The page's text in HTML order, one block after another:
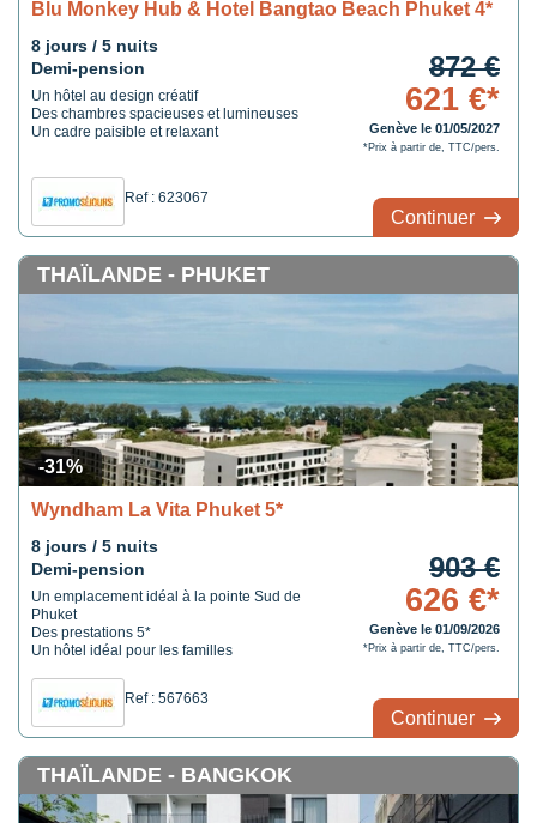
Blu Monkey Hub & Hotel Bangtao Beach Phuket 4*
8 jours / 5 nuits
Demi-pension
Un hôtel au design créatif
Des chambres spacieuses et lumineuses
Un cadre paisible et relaxant
Ref : 623067
872 €
621 €*
Genève le 01/05/2027
*Prix à partir de, TTC/pers.
Continuer
-31%
THAÏLANDE - PHUKET
Wyndham La Vita Phuket 5*
8 jours / 5 nuits
Demi-pension
Un emplacement idéal à la pointe Sud de
Phuket
Des prestations 5*
Un hôtel idéal pour les familles
Ref : 567663
903 €
626 €*
Genève le 01/09/2026
*Prix à partir de, TTC/pers.
Continuer
THAÏLANDE - BANGKOK